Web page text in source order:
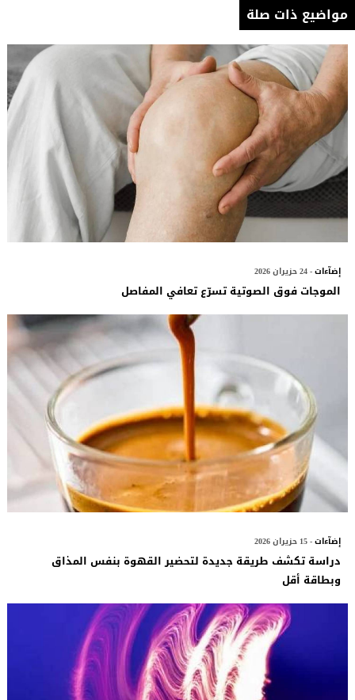
مواضيع ذات صلة
إضآءات- 24 حزيران 2026
الموجات فوق الصوتية تسرّع تعافي المفاصل
إضآءات- 15 حزيران 2026
دراسة تكشف طريقة جديدة لتحضير القهوة بنفس المذاق
وبطاقة أقل